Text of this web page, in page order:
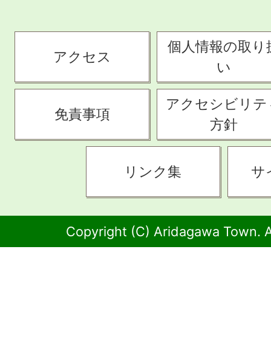
アクセス
個人情報の取り
い
免責事項
アクセシビリテ
方針
リンク集 サ
Copyright (C) Aridagawa Town.